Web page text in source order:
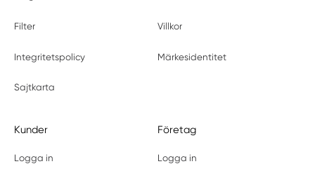
Filter Villkor
Integritetspolicy Märkesidentitet
Sajtkarta
Kunder
Logga in
Företag
Logga in